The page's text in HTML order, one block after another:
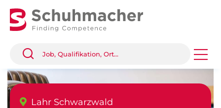
Lahr Schwarzwald